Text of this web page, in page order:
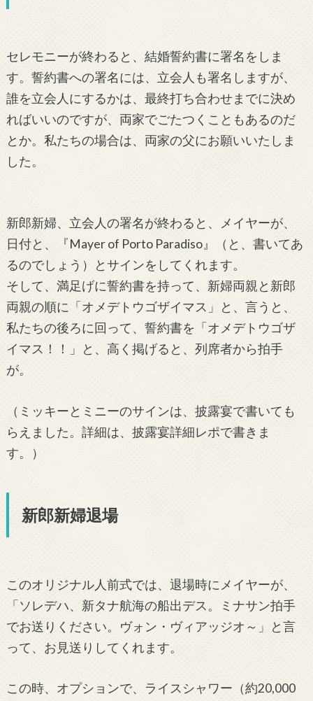
セレモニーが終わると、結婚誓約書に署名をしま
す。誓約書への署名には、立会人も署名しますが、
誰を立会人にするかは、最終打ち合わせまでに決め
ればいいのですが、両家でごたつくこともあるのだ
とか。私たちの場合は、両家の父にお願いいたしま
した。
新郎新婦、立会人の署名が終わると、メイヤーが、
日付と、『Mayer of Porto Paradiso』（と、書いてあ
るのでしょう）とサインをしてくれます。
そして、満足げに誓約書を持って、新婦両親と新郎
両親の順に「オメデトウゴザイマス」と、言うと、
私たちの後ろに回って、誓約書を「オメデトウゴザ
イマス！！」と、高く掲げると、列席者から拍手
が。
（ミッキーとミニーのサインは、披露宴で書いても
らえました。詳細は、披露宴詳細レポで書きま
す。）
新郎新婦退場
このオリジナル人前式では、退場時にメイヤーが、
「ソレデハ、新タナ航海の船出デス。ミナサン拍手
でお送りください。ヴォン・ヴィアッジオ～」と言
って、お見送りしてくれます。
この時、オプションで、ライスシャワー（約20,000